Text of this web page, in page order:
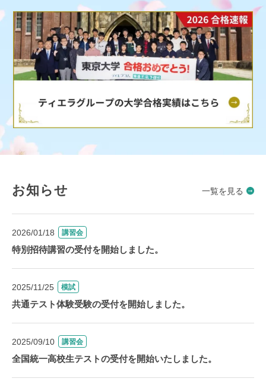
お知らせ 一覧を見る
2026/01/18 講習会
特別招待講習の受付を開始しました。
2025/11/25 模試
共通テスト体験受験の受付を開始しました。
2025/09/10 講習会
全国統一高校生テストの受付を開始いたしました。